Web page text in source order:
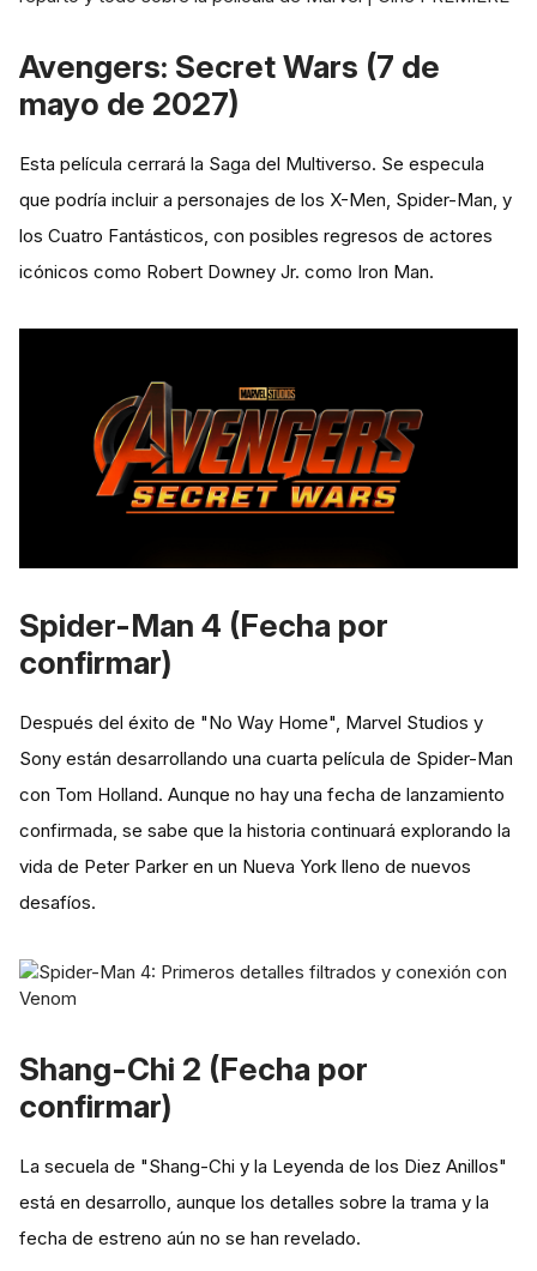
Avengers: Secret Wars (7 de
mayo de 2027)
Esta película cerrará la Saga del Multiverso. Se especula
que podría incluir a personajes de los X-Men, Spider-Man, y
los Cuatro Fantásticos, con posibles regresos de actores
icónicos como Robert Downey Jr. como Iron Man.
Spider-Man 4 (Fecha por
confirmar)
Después del éxito de "No Way Home", Marvel Studios y
Sony están desarrollando una cuarta película de Spider-Man
con Tom Holland. Aunque no hay una fecha de lanzamiento
confirmada, se sabe que la historia continuará explorando la
vida de Peter Parker en un Nueva York lleno de nuevos
desafíos.
Shang-Chi 2 (Fecha por
confirmar)
La secuela de "Shang-Chi y la Leyenda de los Diez Anillos"
está en desarrollo, aunque los detalles sobre la trama y la
fecha de estreno aún no se han revelado.